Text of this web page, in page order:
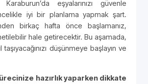
eşyalarınızı güvenle
iyi bir planlama yapmak şart.
birkaç hafta önce başlamanız,
hale getirecektir. Bu aşamada,
taşıyacağınızı düşünmeye başlayın ve
hazırlık yaparken dikkate